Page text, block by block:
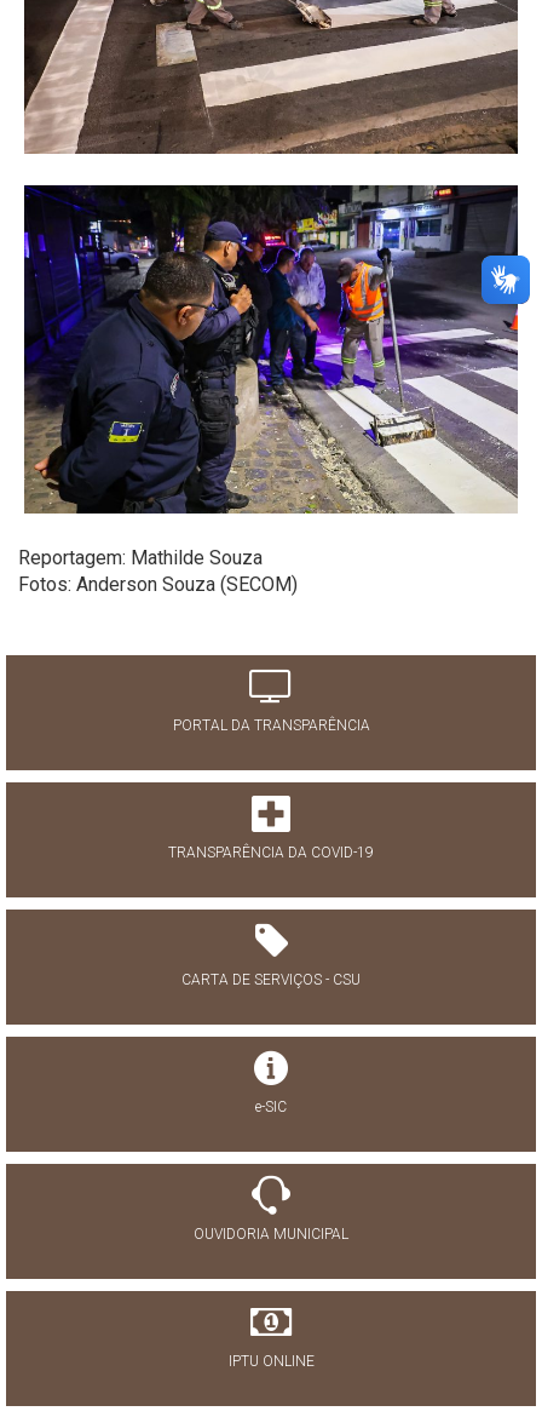
Reportagem: Mathilde Souza
Fotos: Anderson Souza (SECOM)
PORTAL DA TRANSPARÊNCIA
TRANSPARÊNCIA DA COVID-19
CARTA DE SERVIÇOS - CSU
e-SIC
OUVIDORIA MUNICIPAL
IPTU ONLINE